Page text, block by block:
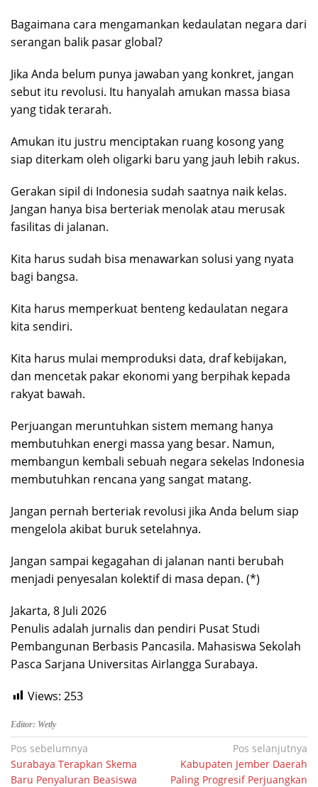
Bagaimana cara mengamankan kedaulatan negara dari
serangan balik pasar global?
Jika Anda belum punya jawaban yang konkret, jangan
sebut itu revolusi. Itu hanyalah amukan massa biasa
yang tidak terarah.
Amukan itu justru menciptakan ruang kosong yang
siap diterkam oleh oligarki baru yang jauh lebih rakus.
Gerakan sipil di Indonesia sudah saatnya naik kelas.
Jangan hanya bisa berteriak menolak atau merusak
fasilitas di jalanan.
Kita harus sudah bisa menawarkan solusi yang nyata
bagi bangsa.
Kita harus memperkuat benteng kedaulatan negara
kita sendiri.
Kita harus mulai memproduksi data, draf kebijakan,
dan mencetak pakar ekonomi yang berpihak kepada
rakyat bawah.
Perjuangan meruntuhkan sistem memang hanya
membutuhkan energi massa yang besar. Namun,
membangun kembali sebuah negara sekelas Indonesia
membutuhkan rencana yang sangat matang.
Jangan pernah berteriak revolusi jika Anda belum siap
mengelola akibat buruk setelahnya.
Jangan sampai kegagahan di jalanan nanti berubah
menjadi penyesalan kolektif di masa depan. (*)
Jakarta, 8 Juli 2026
Penulis adalah jurnalis dan pendiri Pusat Studi
Pembangunan Berbasis Pancasila. Mahasiswa Sekolah
Pasca Sarjana Universitas Airlangga Surabaya.
Views: 253
Editor: Wetly
Navigasi
pos
Pos sebelumnya
Surabaya Terapkan Skema
Baru Penyaluran Beasiswa
Pos selanjutnya
Kabupaten Jember Daerah
Paling Progresif Perjuangkan